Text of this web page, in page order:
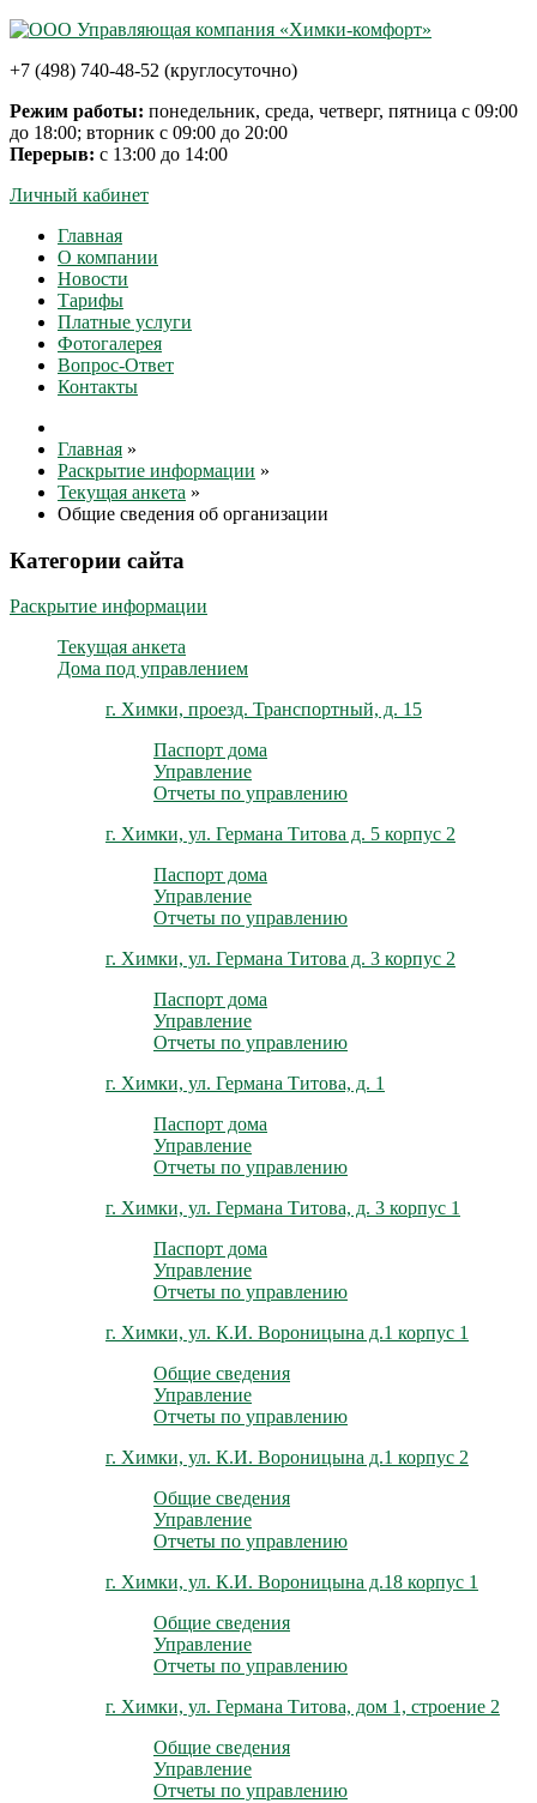
+7 (498) 740-48-52 (круглосуточно)
Режим работы: понедельник, среда, четверг, пятница с 09:00
до 18:00; вторник с 09:00 до 20:00
Перерыв: с 13:00 до 14:00
Личный кабинет
Главная
О компании
Новости
Тарифы
Платные услуги
Фотогалерея
Вопрос-Ответ
Контакты
Главная »
Раскрытие информации »
Текущая анкета »
Общие сведения об организации
Категории сайта
Раскрытие информации
Текущая анкета
Дома под управлением
г. Химки, проезд. Транспортный, д. 15
Паспорт дома
Управление
Отчеты по управлению
г. Химки, ул. Германа Титова д. 5 корпус 2
Паспорт дома
Управление
Отчеты по управлению
г. Химки, ул. Германа Титова д. 3 корпус 2
Паспорт дома
Управление
Отчеты по управлению
г. Химки, ул. Германа Титова, д. 1
Паспорт дома
Управление
Отчеты по управлению
г. Химки, ул. Германа Титова, д. 3 корпус 1
Паспорт дома
Управление
Отчеты по управлению
г. Химки, ул. К.И. Вороницына д.1 корпус 1
Общие сведения
Управление
Отчеты по управлению
г. Химки, ул. К.И. Вороницына д.1 корпус 2
Общие сведения
Управление
Отчеты по управлению
г. Химки, ул. К.И. Вороницына д.18 корпус 1
Общие сведения
Управление
Отчеты по управлению
г. Химки, ул. Германа Титова, дом 1, строение 2
Общие сведения
Управление
Отчеты по управлению